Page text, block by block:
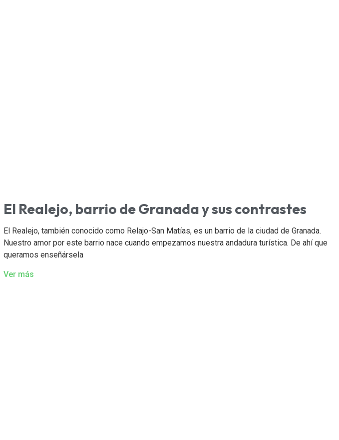
El Realejo, barrio de Granada y sus contrastes
El Realejo, también conocido como Relajo-San Matías, es un barrio de la ciudad de Granada.
Nuestro amor por este barrio nace cuando empezamos nuestra andadura turística. De ahí que
queramos enseñársela
Ver más